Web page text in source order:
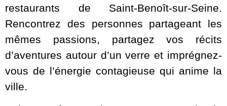
restaurants de Saint-Benoît-sur-Seine.
Rencontrez des personnes partageant les
mêmes passions, partagez vos récits
d’aventures autour d’un verre et imprégnez-
vous de l’énergie contagieuse qui anime la
ville.